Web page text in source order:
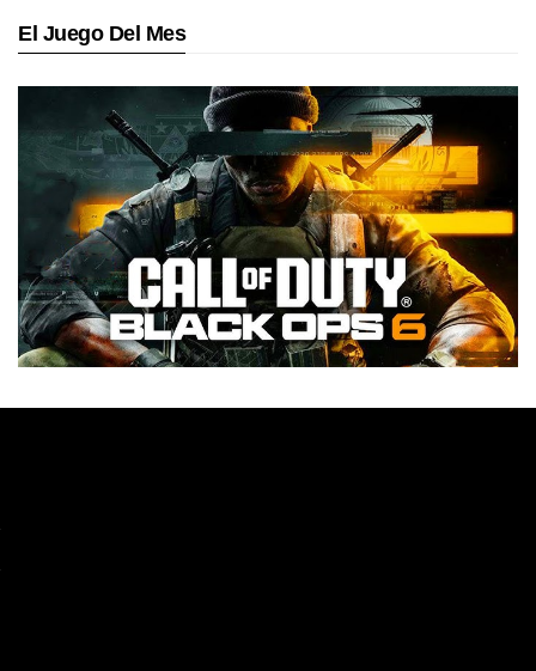
El Juego Del Mes